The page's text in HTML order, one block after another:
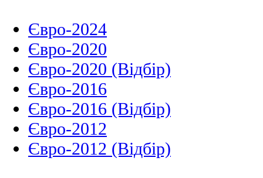
Євро-2024
Євро-2020
Євро-2020 (Відбір)
Євро-2016
Євро-2016 (Відбір)
Євро-2012
Євро-2012 (Відбір)